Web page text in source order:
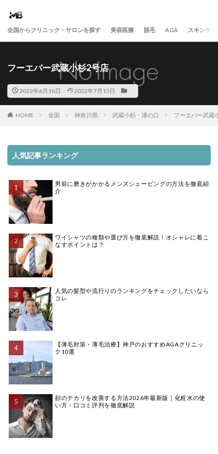
全国からクリニック・サロンを探す 美容医療 脱毛 AGA スキンケア
フーエバー武蔵小杉2号店
2022年6月16日 2022年7月15日
HOME 全国 神奈川県 武蔵小杉・溝の口 フーエバー武蔵
人気記事ランキング
男前に磨きがかかるメンズシェービングの方法を徹底紹
介
ワイシャツの種類や選び方を徹底解説！オシャレに着こ
なすポイントは？
人気の髪型や流行りのランキングをチェックしたいなら
コレ
【薄毛対策・薄毛治療】神戸のおすすめAGAクリニッ
ク10選
顔のテカリを改善する方法2026年最新版｜化粧水の使
い方・口コミ評判を徹底解説